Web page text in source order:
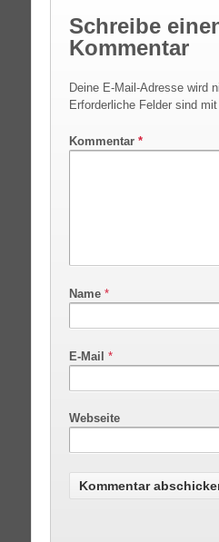
Schreibe
Kommentar
Deine E-Mail-Adresse wird
Erforderliche Felder sind mit
Kommentar *
Name *
E-Mail *
Webseite